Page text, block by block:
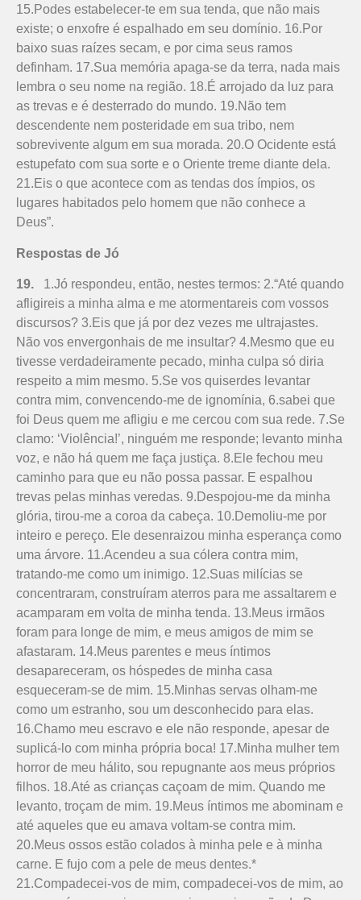
15.Podes estabelecer-te em sua tenda, que não mais
existe; o enxofre é espalhado em seu domínio. 16.Por
baixo suas raízes secam, e por cima seus ramos
definham. 17.Sua memória apaga-se da terra, nada mais
lembra o seu nome na região. 18.É arrojado da luz para
as trevas e é desterrado do mundo. 19.Não tem
descendente nem posteridade em sua tribo, nem
sobrevivente algum em sua morada. 20.O Ocidente está
estupefato com sua sorte e o Oriente treme diante dela.
21.Eis o que acontece com as tendas dos ímpios, os
lugares habitados pelo homem que não conhece a
Deus”.
Respostas de Jó
19. 1.Jó respondeu, então, nestes termos: 2.“Até quando
afligireis a minha alma e me atormentareis com vossos
discursos? 3.Eis que já por dez vezes me ultrajastes.
Não vos envergonhais de me insultar? 4.Mesmo que eu
tivesse verdadeiramente pecado, minha culpa só diria
respeito a mim mesmo. 5.Se vos quiserdes levantar
contra mim, convencendo-me de ignomínia, 6.sabei que
foi Deus quem me afligiu e me cercou com sua rede. 7.Se
clamo: ‘Violência!’, ninguém me responde; levanto minha
voz, e não há quem me faça justiça. 8.Ele fechou meu
caminho para que eu não possa passar. E espalhou
trevas pelas minhas veredas. 9.Despojou-me da minha
glória, tirou-me a coroa da cabeça. 10.Demoliu-me por
inteiro e pereço. Ele desenraizou minha esperança como
uma árvore. 11.Acendeu a sua cólera contra mim,
tratando-me como um inimigo. 12.Suas milícias se
concentraram, construíram aterros para me assaltarem e
acamparam em volta de minha tenda. 13.Meus irmãos
foram para longe de mim, e meus amigos de mim se
afastaram. 14.Meus parentes e meus íntimos
desapareceram, os hóspedes de minha casa
esqueceram-se de mim. 15.Minhas servas olham-me
como um estranho, sou um desconhecido para elas.
16.Chamo meu escravo e ele não responde, apesar de
suplicá-lo com minha própria boca! 17.Minha mulher tem
horror de meu hálito, sou repugnante aos meus próprios
filhos. 18.Até as crianças caçoam de mim. Quando me
levanto, troçam de mim. 19.Meus íntimos me abominam e
até aqueles que eu amava voltam-se contra mim.
20.Meus ossos estão colados à minha pele e à minha
carne. E fujo com a pele de meus dentes.*
21.Compadecei-vos de mim, compadecei-vos de mim, ao